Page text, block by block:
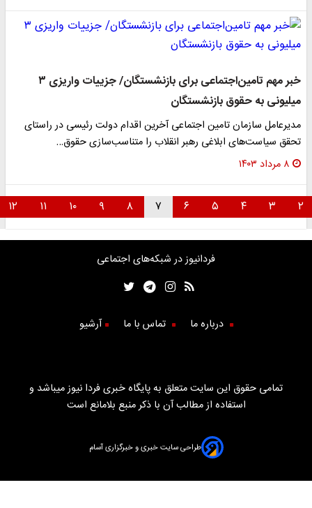
خبر مهم تامین‌اجتماعی برای بازنشستگان/ جزییات واریزی ۳
میلیونی به حقوق بازنشستگان
مدیرعامل سازمان تامین اجتماعی آخرین اقدام دولت رئیسی در راستای
تحقق سیاست‌های ابلاغی رهبر انقلاب را متناسب‌سازی حقوق…
۸ مرداد ۱۴۰۳
۲ ۳ ۴ ۵ ۶ ۷ ۸ ۹ ۱۰ ۱۱ ۱۲
فردانیوز در شبکه‌های اجتماعی
درباره ما تماس با ما آرشیو
تمامی حقوق این سایت متعلق به پایگاه خبری فردا نیوز میباشد و
استفاده از مطالب آن با ذکر منبع بلامانع است
طراحی سایت خبری و خبرگزاری آسام